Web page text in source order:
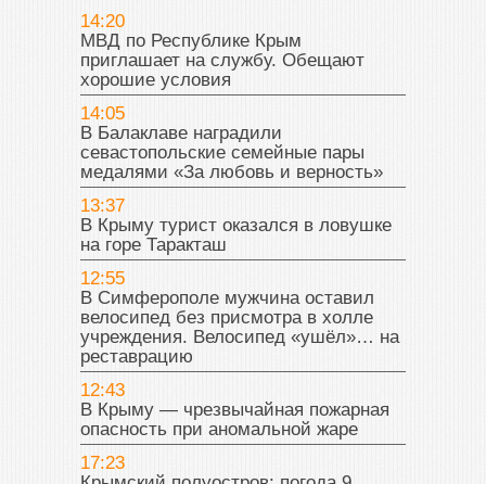
14:20
МВД по Республике Крым
приглашает на службу. Обещают
хорошие условия
14:05
В Балаклаве наградили
севастопольские семейные пары
медалями «За любовь и верность»
13:37
В Крыму турист оказался в ловушке
на горе Таракташ
12:55
В Симферополе мужчина оставил
велосипед без присмотра в холле
учреждения. Велосипед «ушёл»… на
реставрацию
12:43
В Крыму — чрезвычайная пожарная
опасность при аномальной жаре
17:23